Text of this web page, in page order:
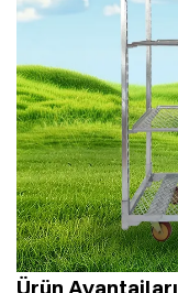
Ürün Avantajları